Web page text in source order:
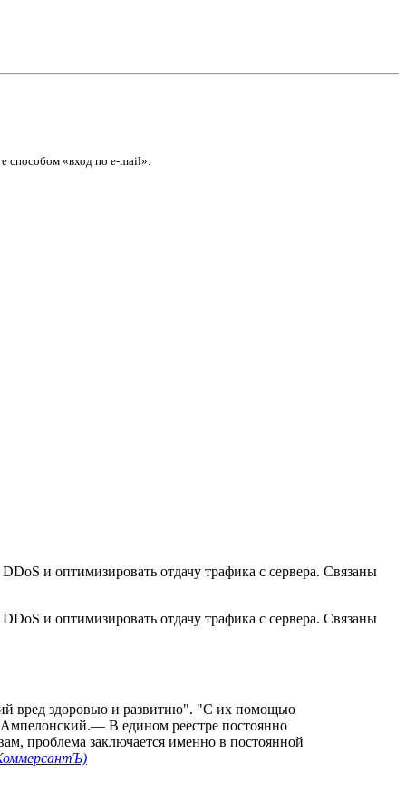
способом «вход по e-mail».
и оптимизировать отдачу трафика с сервера. Связаны
и оптимизировать отдачу трафика с сервера. Связаны
вред здоровью и развитию". "С их помощью
В едином реестре постоянно
проблема заключается именно в постоянной